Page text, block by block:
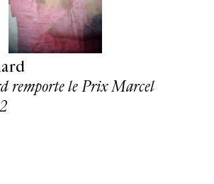
remporte le Prix Marcel